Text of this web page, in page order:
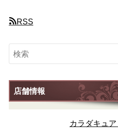
RSS
店舗情報
カラダキュ